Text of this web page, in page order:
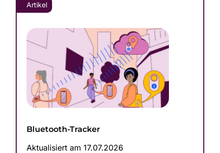
Artikel
Bluetooth-Tracker
Aktualisiert am 17.07.2026